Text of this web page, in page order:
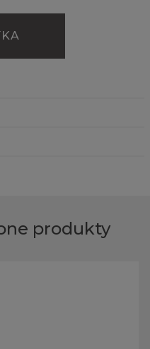
produkty